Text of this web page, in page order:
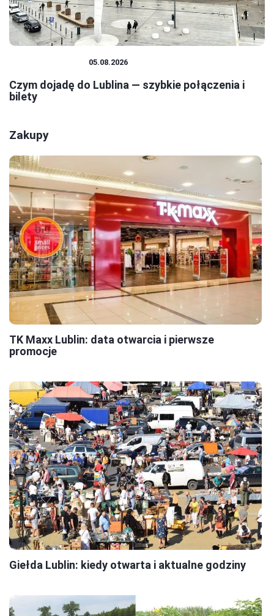
05.08.2026
Czym dojadę do Lublina — szybkie połączenia i
bilety
Zakupy
TK Maxx Lublin: data otwarcia i pierwsze
promocje
Giełda Lublin: kiedy otwarta i aktualne godziny